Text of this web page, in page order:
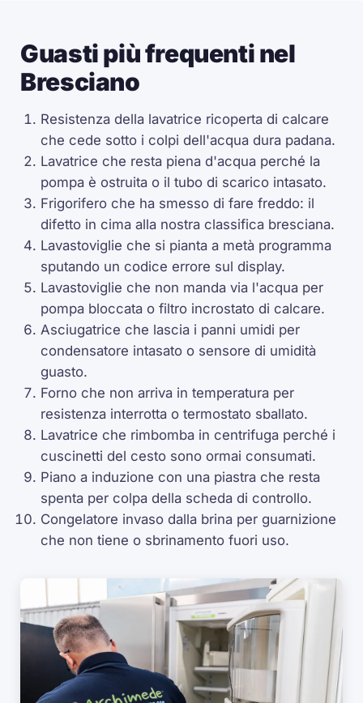
Guasti più frequenti nel
Bresciano
Resistenza della lavatrice ricoperta di calcare
che cede sotto i colpi dell'acqua dura padana.
Lavatrice che resta piena d'acqua perché la
pompa è ostruita o il tubo di scarico intasato.
Frigorifero che ha smesso di fare freddo: il
difetto in cima alla nostra classifica bresciana.
Lavastoviglie che si pianta a metà programma
sputando un codice errore sul display.
Lavastoviglie che non manda via l'acqua per
pompa bloccata o filtro incrostato di calcare.
Asciugatrice che lascia i panni umidi per
condensatore intasato o sensore di umidità
guasto.
Forno che non arriva in temperatura per
resistenza interrotta o termostato sballato.
Lavatrice che rimbomba in centrifuga perché i
cuscinetti del cesto sono ormai consumati.
Piano a induzione con una piastra che resta
spenta per colpa della scheda di controllo.
Congelatore invaso dalla brina per guarnizione
che non tiene o sbrinamento fuori uso.